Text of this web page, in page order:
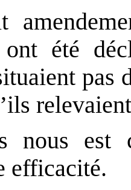
été
pas
nous est
efficacité.